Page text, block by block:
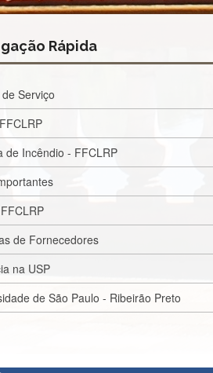
Rápida
Serviço
de Incêndio - FFCLRP
de Fornecedores
na USP
de São Paulo - Ribeirão Preto